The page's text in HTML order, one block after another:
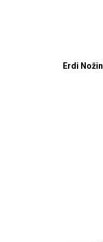
Erdi